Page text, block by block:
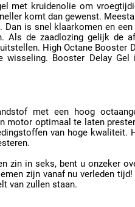
met kruidenolie om
komt dan gewenst.
is snel klaarkomen en
Als de zaadlozing gelijk de
High Octane Booster
wisseling. Booster Delay
met een hoog
motor optimaal te laten
van hoge kwaliteit.
zin in seks, bent u onzeker
zijn vanaf nu verleden
van zullen staan.